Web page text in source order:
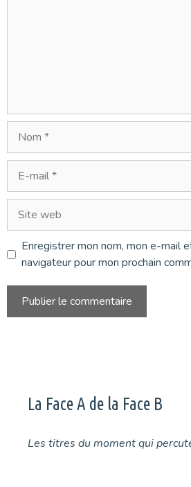
mail
web
Enregistrer mon nom, mon e-mail
navigateur pour mon prochain
La Face A de la Face B
Les titres du moment qui